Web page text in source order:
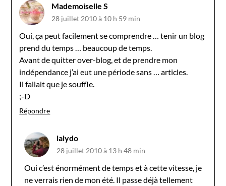
Mademoiselle S
28 juillet 2010 à 10 h 59 min
Oui, ça peut facilement se comprendre … tenir un blog
prend du temps … beaucoup de temps.
Avant de quitter over-blog, et de prendre mon
indépendance j’ai eut une période sans … articles.
Il fallait que je souffle.
;-D
Répondre
lalydo
28 juillet 2010 à 13 h 48 min
Oui c’est énormément de temps et à cette vitesse, je
ne verrais rien de mon été. Il passe déjà tellement